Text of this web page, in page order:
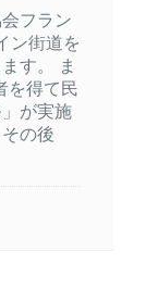
フラン
ン街道を
す。 ま
を得て民
が実施
の後